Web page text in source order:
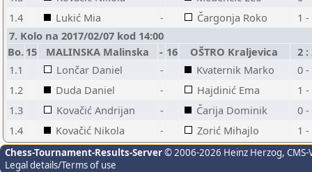
1.4
Lukić Mia - Čargonja Roko
1 -
7. Kolo na 2017/02/07 kod 14:00
Bo. 15 MALINSKA Malinska - 16 OŠTRO Kraljevica
2 :
1.1
Lončar Daniel - Kvaternik Marko
0 -
1.2
Duda Daniel - Hajdinić Ema
1 -
1.3
Kovačić Andrijan - Čarija Dominik
0 -
1.4
Kovačić Nikola - Zorić Mihajlo 1 -
Chess-Tournament-Results-Server© 2006-2026 Heinz Herzog,
Legal details/Terms of use